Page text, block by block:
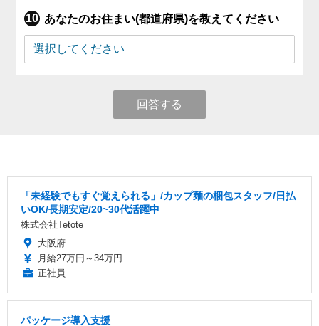
あなたのお住まい(都道府県)を教えてください
回答する
「未経験でもすぐ覚えられる」/カップ麺の梱包スタッフ/日払
いOK/長期安定/20~30代活躍中
株式会社Tetote
大阪府
月給27万円～34万円
正社員
パッケージ導入支援